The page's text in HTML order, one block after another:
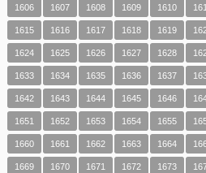
1606 1607 1608 1609 1610
1615 1616 1617 1618 1619
1624 1625 1626 1627 1628
1633 1634 1635 1636 1637
1642 1643 1644 1645 1646
1651 1652 1653 1654 1655
1660 1661 1662 1663 1664
1669 1670 1671 1672 1673